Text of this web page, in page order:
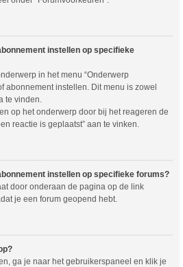
instellen op specifieke
in het menu “Onderwerp
abonnement instellen. Dit menu is zowel
te vinden.
op het onderwerp door bij het reageren de
reactie is geplaatst” aan te vinken.
instellen op specifieke forums?
door onderaan de pagina op de link
je een forum geopend hebt.
ga je naar het gebruikerspaneel en klik je